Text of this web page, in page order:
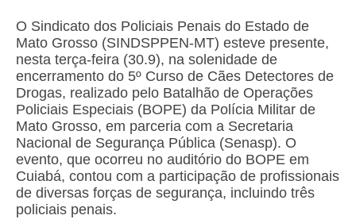
Tabela Salarial do Sistema Penitenciário
Serviços prestados pelo Sindicato dos
Servidores Penitenciários de Mato Grosso
Filie-se
Notícias Gerais
Artigos
Esportes
O Sindicato dos Policiais Penais do Estado de
Mato Grosso (SINDSPPEN-MT) esteve presente,
nesta terça-feira (30.9), na solenidade de
encerramento do 5º Curso de Cães Detectores de
Drogas, realizado pelo Batalhão de Operações
Policiais Especiais (BOPE) da Polícia Militar de
Mato Grosso, em parceria com a Secretaria
Nacional de Segurança Pública (Senasp). O
evento, que ocorreu no auditório do BOPE em
Cuiabá, contou com a participação de profissionais
de diversas forças de segurança, incluindo três
policiais penais.